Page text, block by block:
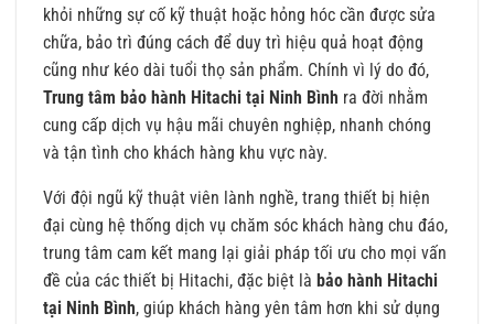
khỏi những sự cố kỹ thuật hoặc hỏng hóc cần được sửa
chữa, bảo trì đúng cách để duy trì hiệu quả hoạt động
cũng như kéo dài tuổi thọ sản phẩm. Chính vì lý do đó,
Trung tâm bảo hành Hitachi tại Ninh Bình ra đời nhằm
cung cấp dịch vụ hậu mãi chuyên nghiệp, nhanh chóng
và tận tình cho khách hàng khu vực này.
Với đội ngũ kỹ thuật viên lành nghề, trang thiết bị hiện
đại cùng hệ thống dịch vụ chăm sóc khách hàng chu đáo,
trung tâm cam kết mang lại giải pháp tối ưu cho mọi vấn
đề của các thiết bị Hitachi, đặc biệt là bảo hành Hitachi
tại Ninh Bình, giúp khách hàng yên tâm hơn khi sử dụng